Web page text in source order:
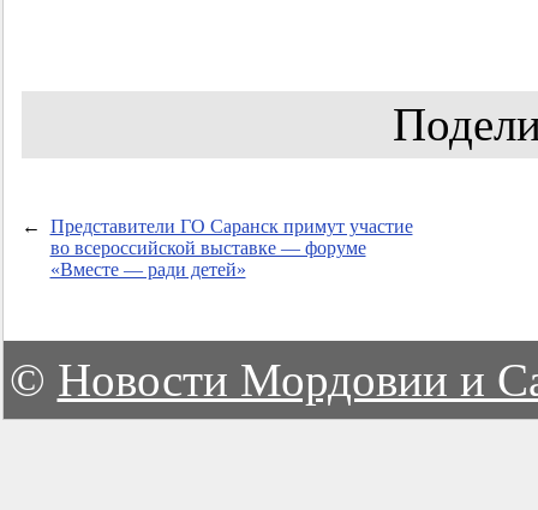
←
Представители ГО Саранск примут участие
во всероссийской выставке — форуме
«Вместе — ради детей»
© Новости Мордовии и